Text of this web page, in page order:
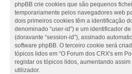
phpBB crie cookies que são pequenos
temporariamente pelos navegadores web
dois primeiros cookies têm a identificação
denominado “user-id”) e um identificador
(doravante “session-id”), assinado
software phpBB. O terceiro cookie será
tópicos lidos em “O Forum dos CRX's em
registar os tópicos lidos, aumentando
utilizador.